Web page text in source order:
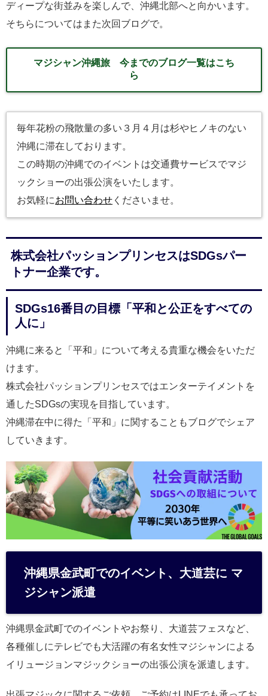
ディープな街並みを楽しんで、沖縄北部へと向かいます。
そちらについてはまた次回ブログで。
マジシャン沖縄旅 今までのブログ一覧はこち
ら
毎年花粉の飛散量の多い３月４月は杉やヒノキのない
沖縄に滞在しております。
この時期の沖縄でのイベントは交通費サービスでマジ
ックショーの出張公演をいたします。
お気軽にお問い合わせ くださいませ。
株式会社パッションプリンセスはSDGsパー
トナー企業です。
SDGs16番目の目標「平和と公正をすべての
人に」
沖縄に来ると「平和」について考える貴重な機会をいただ
けます。
株式会社パッションプリンセスではエンターテイメントを
通したSDGsの実現を目指しています。
沖縄滞在中に得た「平和」に関することもブログでシェア
していきます。
沖縄県金武町でのイベント、大道芸に マ
ジシャン派遣
沖縄県金武町でのイベントやお祭り、大道芸フェスなど、
各種催しにテレビでも大活躍の有名女性マジシャンによる
イリュージョンマジックショーの出張公演を派遣します。